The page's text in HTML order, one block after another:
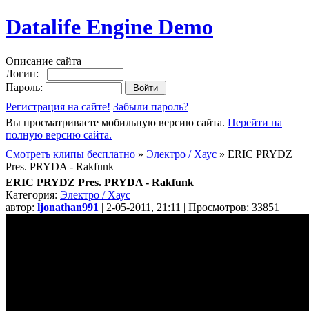
Datalife Engine Demo
Описание сайта
Логин:
Пароль:
Регистрация на сайте! Забыли пароль?
Вы просматриваете мобильную версию сайта. Перейти на
полную версию сайта.
Смотреть клипы бесплатно » Электро / Хаус » ERIC PRYDZ
Pres. PRYDA - Rakfunk
ERIC PRYDZ Pres. PRYDA - Rakfunk
Категория: Электро / Хаус
автор: ljonathan991 | 2-05-2011, 21:11 | Просмотров: 33851